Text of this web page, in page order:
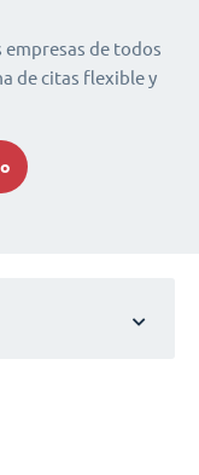
empresas de todos
de citas flexible y